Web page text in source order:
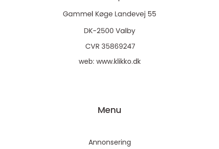
web: www.klikko.dk
Menu
Annonsering